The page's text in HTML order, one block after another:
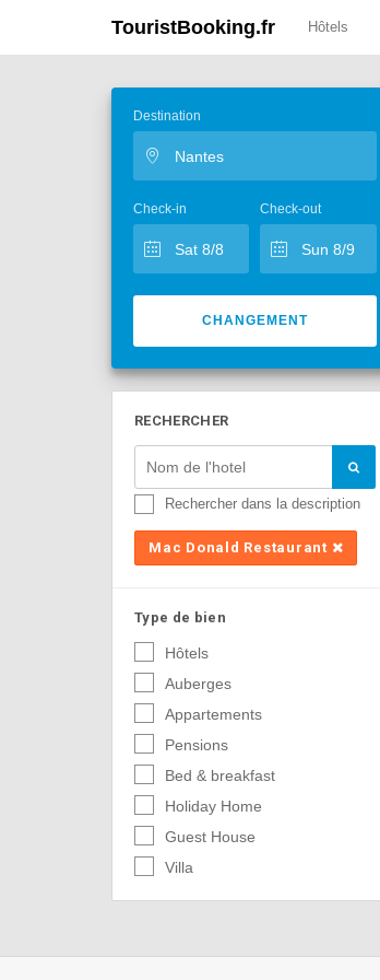
TouristBooking.fr Hôtels
Destination
Check-in Check-out
CHANGEMENT
RECHERCHER
Rechercher dans la description
Mac Donald Restaurant
Type de bien
Hôtels
Auberges
Appartements
Pensions
Bed & breakfast
Holiday Home
Guest House
Villa